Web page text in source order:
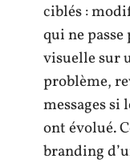
ciblés :
qui ne
visuelle sur
problème,
messages
ont évolué.
branding